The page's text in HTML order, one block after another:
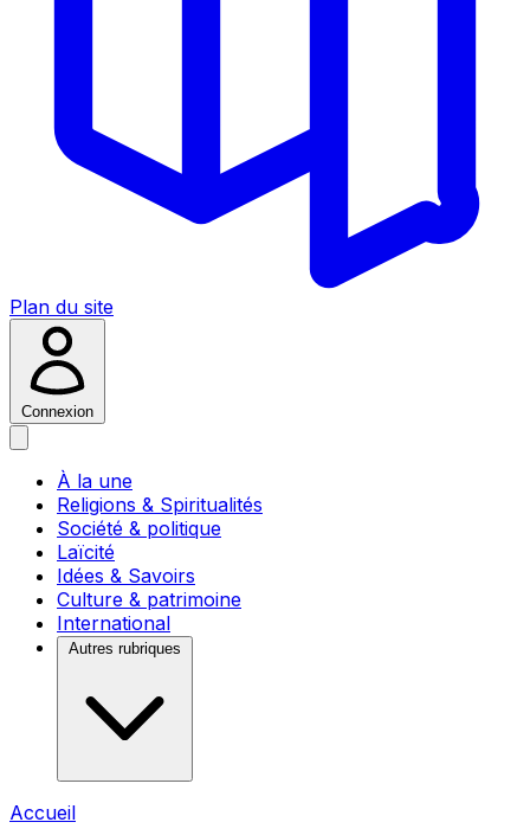
Plan du site
Connexion
À la une
Religions & Spiritualités
Société & politique
Laïcité
Idées & Savoirs
Culture & patrimoine
International
Autres rubriques
Accueil